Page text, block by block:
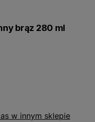
brąz 280 ml
w innym sklepie